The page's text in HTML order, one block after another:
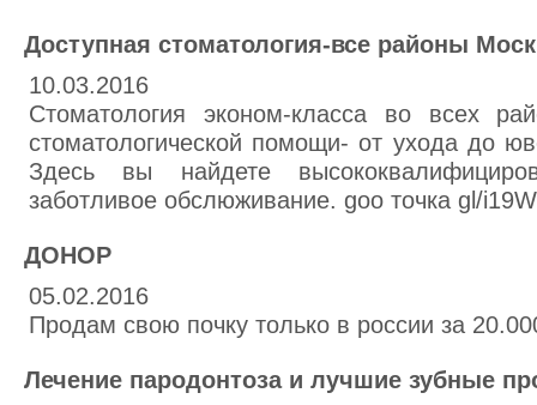
Доступная стоматология-все районы
10.03.2016
Стоматология эконом-класса во всех
стоматологической помощи- от ухода до
Здесь вы найдете
заботливое обслюживание. goo точка gl/
ДОНОР
05.02.2016
Продам свою почку только в россии за
Лечение пародонтоза и лучшие зубные